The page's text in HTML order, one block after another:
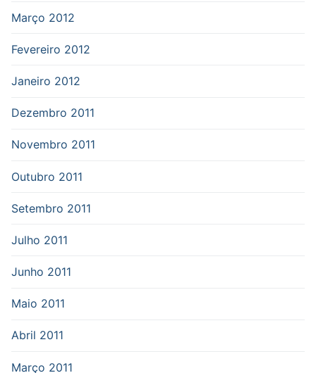
Março 2012
Fevereiro 2012
Janeiro 2012
Dezembro 2011
Novembro 2011
Outubro 2011
Setembro 2011
Julho 2011
Junho 2011
Maio 2011
Abril 2011
Março 2011